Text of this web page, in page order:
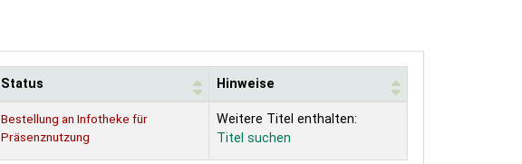
Status Hinweise
Bestellung an Infotheke für
Präsenznutzung
Weitere Titel enthalten:
Titel suchen